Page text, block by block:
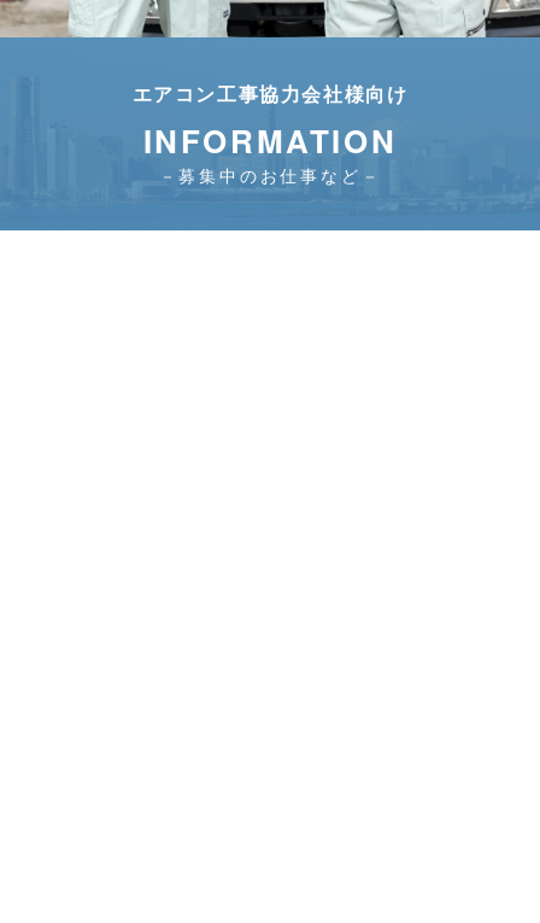
エアコン工事協力会社様向け
INFORMATION
－募集中のお仕事など－